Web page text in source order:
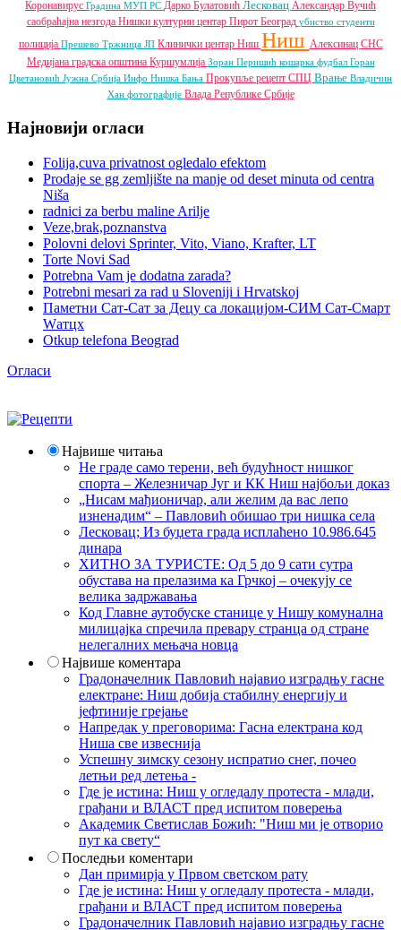
Коронавирус Градина МУП РС Дарко Булатовић Лесковац Александар Вучић
саобраћајна незгода Нишки културни центар Пирот Београд убиство студенти
полиција Прешево Тржница ЈП Клинички центар Ниш Ниш Алексинац СНС
Медијана градска општина Куршумлија Зоран Перишић кошарка фудбал Горан
Цветановић Јужна Србија Инфо Нишка Бања Прокупље рецепт СПЦ Врање Владичин
Хан фотографије Влада Републике Србије
Најновији огласи
Folija,cuva privatnost ogledalo efektom
Prodaje se gg zemljište na manje od deset minuta od centra
Niša
radnici za berbu maline Arilje
Veze,brak,poznanstva
Polovni delovi Sprinter, Vito, Viano, Krafter, LT
Torte Novi Sad
Potrebna Vam je dodatna zarada?
Potrebni mesari za rad u Sloveniji i Hrvatskoj
Паметни Сат-Сат за Децу са локацијом-СИМ Сат-Смарт
Wатцх
Otkup telefona Beograd
Огласи
Највише читања
Не граде само терени, већ будућност нишког
спорта – Железничар Југ и КК Ниш најбољи доказ
„Нисам мађионичар, али желим да вас лепо
изненадим“ – Павловић обишао три нишка села
Лесковац; Из буџета града исплаћено 10.986.645
динара
ХИТНО ЗА ТУРИСТЕ: Од 5 до 9 сати сутра
обустава на прелазима ка Грчкој – очекују се
велика задржавања
Код Главне аутобуске станице у Нишу комунална
милицајка спречила превару странца од стране
нелегалних мењача новца
Највише коментара
Градоначелник Павловић најавио изградњу гасне
електране: Ниш добија стабилну енергију и
јефтиније грејање
Напредак у преговорима: Гасна електрана код
Ниша све извеснија
Успешну зимску сезону испратио снег, почео
летњи ред летења -
Где је истина: Ниш у огледалу протеста - млади,
грађани и ВЛАСТ пред испитом поверења
Академик Светислав Божић: "Ниш ми је отворио
пут ка свету“
Последњи коментари
Дан примирја у Првом светском рату
Где је истина: Ниш у огледалу протеста - млади,
грађани и ВЛАСТ пред испитом поверења
Градоначелник Павловић најавио изградњу гасне